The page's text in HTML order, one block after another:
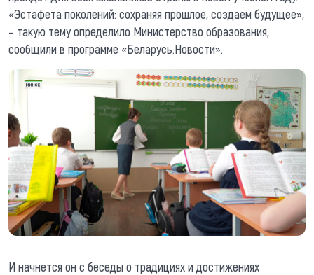
«Эстафета поколений: сохраняя прошлое, создаем будущее»,
– такую тему определило Министерство образования,
сообщили в программе «Беларусь.Новости».
И начнется он с беседы о традициях и достижениях